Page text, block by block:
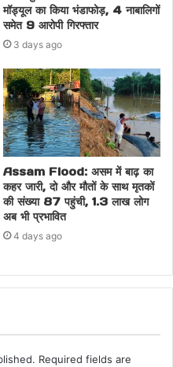
मॉड्यूल का किया भंडाफोड़, 4 नाबालिगों
समेत 9 आरोपी गिरफ्तार
3 days ago
Assam Flood: असम में बाढ़ का
कहर जारी, दो और मौतों के साथ मृतकों
की संख्या 87 पहुंची, 1.3 लाख लोग
अब भी प्रभावित
4 days ago
Required fields are